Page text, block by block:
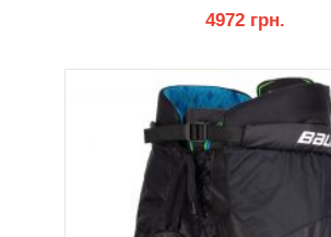
4972 грн.
КУПИТИ